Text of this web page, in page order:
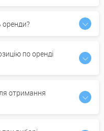
оренди?
по оренді
отримання